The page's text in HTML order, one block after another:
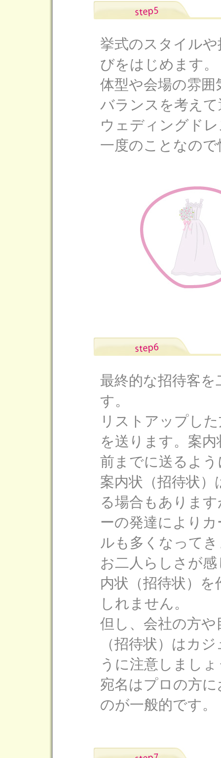
挙式のスタイル
びをはじめます。
体型や会場の雰
バランスを考え
ウェディングド
一度のことなの
最終的な招待客
す。
リストアップし
を送ります。案
前までに送るよ
案内状（招待状
る場合もありま
ーの発達により
ルも多くなって
お二人らしさが
内状（招待状）
しれません。
但し、会社の方
（招待状）はカ
うに注意しまし
宛名はプロの方
のが一般的です。